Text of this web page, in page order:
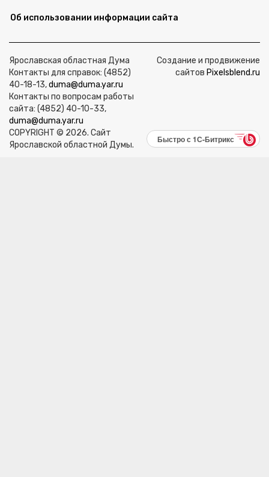
Об использовании информации сайта
Ярославская областная Дума
Контакты для справок: (4852)
40-18-13,duma@duma.yar.ru
Контакты по вопросам работы
сайта: (4852) 40-10-33,
duma@duma.yar.ru
COPYRIGHT © 2026. Сайт
Ярославской областной Думы.
Создание и продвижение
сайтов Pixelsblend.ru
Быстро с 1С-Битрикс